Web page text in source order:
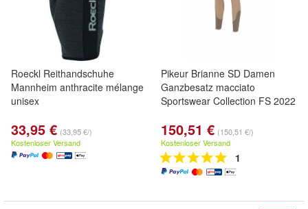
Roeckl Reithandschuhe
Mannheim anthracite mélange
unisex
33,95 € (33,95 €/)
Kostenloser Versand
Pikeur Brianne SD Damen
Ganzbesatz macciato
Sportswear Collection FS 2022
150,51 € (150,51 €/)
Kostenloser Versand
1